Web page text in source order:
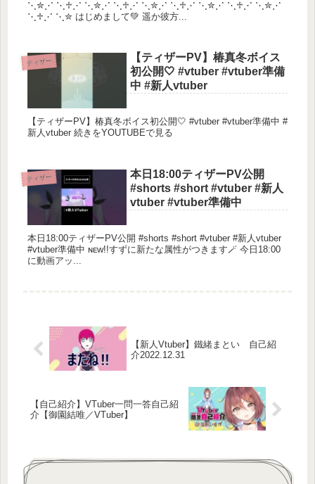
⋱✮⋰ ⋱♱⋰ ⋱✮⋰ ⋱♱⋰ ⋱✮⋰ ⋱♱⋰ ⋱✮⋰ ⋱♱⋰ ⋱✮⋰
⋱♱⋰ ⋱✮ はじめまして💚 遥か彼方...
ティザー
【ティザーPV】椿真冬ボイス
初公開🤍 #vtuber #vtuber準備
中 #新人vtuber
【ティザーPV】椿真冬ボイス初公開🤍 #vtuber #vtuber準備中 #
新人vtuber 続きをYOUTUBEで見る
ティザー
本日18:00ティザーPV公開
#shorts #short #vtuber #新人
vtuber #vtuber準備中
本日18:00ティザーPV公開 #shorts #short #vtuber #新人vtuber
#vtuber準備中 ɴᴇᴡ!!すずに新たな属性がつきます🪄︎ 今日18:00
に動画アッ...
【新人Vtuber】鐵緒まとい 自己紹
介2022.12.31
【自己紹介】VTuber一問一答自己紹
介【御園結唯／VTuber】